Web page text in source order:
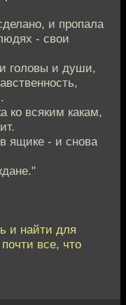
и пропала
- свои
головы и души,
ко всяким какам,
ящике - и снова
и найти для
все, что